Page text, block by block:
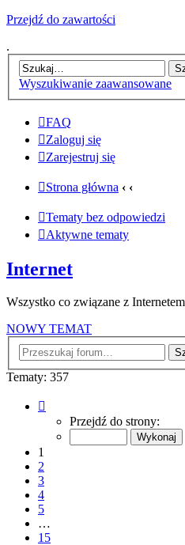
Przejdź do zawartości
.
Wyszukiwanie zaawansowane
FAQ
Zaloguj się
Zarejestruj się
Strona główna ‹ ‹
Tematy bez odpowiedzi
Aktywne tematy
Internet
Wszystko co związane z
NOWY TEMAT
Tematy: 357
Przejdź do strony:
1
2
3
4
5
…
15